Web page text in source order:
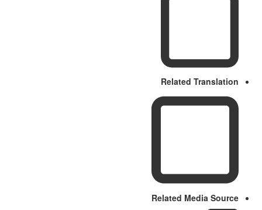
Related Translation
Related Media Source